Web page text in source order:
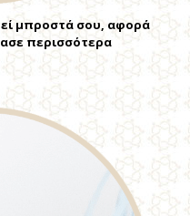
μπροστά σου, αφορά
περισσότερα